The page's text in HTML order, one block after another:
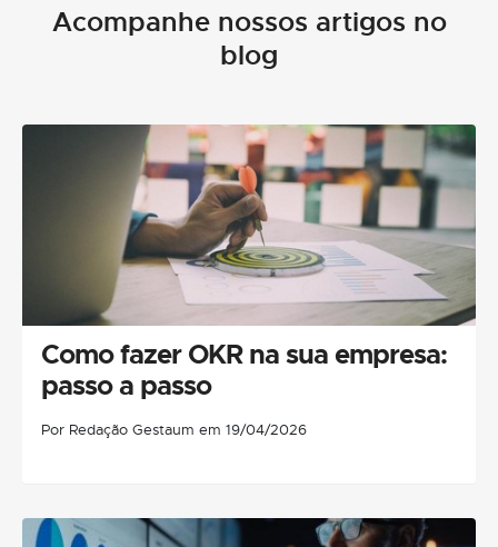
Acompanhe nossos artigos no
blog
Como fazer OKR na sua empresa:
passo a passo
Por Redação Gestaum em 19/04/2026